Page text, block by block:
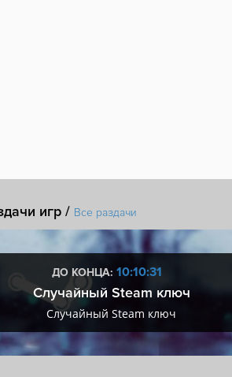
игр / Все раздачи
ДО КОНЦА: 10:10:30
Случайный Steam ключ
Случайный Steam ключ